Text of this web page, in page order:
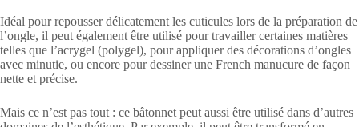
Idéal pour repousser délicatement les cuticules lors de la préparation de
l’ongle, il peut également être utilisé pour travailler certaines matières
telles que l’acrygel (polygel), pour appliquer des décorations d’ongles
avec minutie, ou encore pour dessiner une French manucure de façon
nette et précise.
Mais ce n’est pas tout : ce bâtonnet peut aussi être utilisé dans d’autres